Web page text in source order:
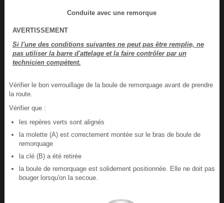
Conduite avec une remorque
AVERTISSEMENT
Si l'une des conditions suivantes ne peut pas être remplie, ne
pas utiliser la barre d'attelage et la faire contrôler par un
technicien compétent.
Vérifier le bon verrouillage de la boule de remorquage avant de prendre
la route.
Vérifier que :
les repères verts sont alignés
la molette (A) est correctement montée sur le bras de boule de
remorquage
la clé (B) a été retirée
la boule de remorquage est solidement positionnée. Elle ne doit pas
bouger lorsqu'on la secoue.